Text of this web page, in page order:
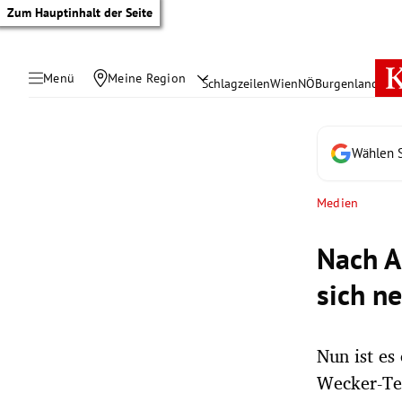
Zum Hauptinhalt der Seite
Menü Meine Region SchlagzeilenWienNÖBurgenland
Wählen
Medien
Nach
sich
Nun ist
Wecker-